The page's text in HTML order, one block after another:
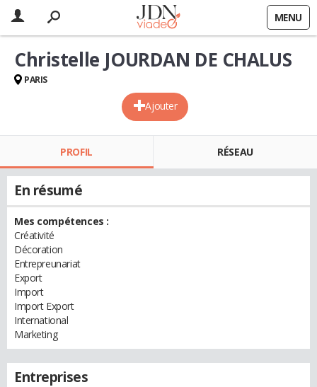
MENU
Ajouter
Christelle JOURDAN DE CHALUS
PARIS
PROFIL RÉSEAU
En résumé
Mes compétences :
Créativité
Décoration
Entrepreunariat
Export
Import
Import Export
International
Marketing
Entreprises